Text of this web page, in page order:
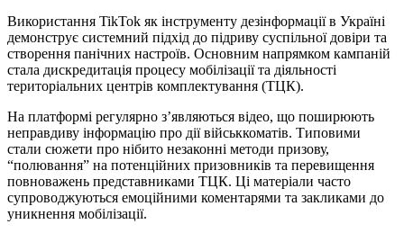
Використання TikTok як інструменту дезінформації в Україні
демонструє системний підхід до підриву суспільної довіри та
створення панічних настроїв. Основним напрямком кампаній
стала дискредитація процесу мобілізації та діяльності
територіальних центрів комплектування (ТЦК).
На платформі регулярно з’являються відео, що поширюють
неправдиву інформацію про дії військкоматів. Типовими
стали сюжети про нібито незаконні методи призову,
“полювання” на потенційних призовників та перевищення
повноважень представниками ТЦК. Ці матеріали часто
супроводжуються емоційними коментарями та закликами до
уникнення мобілізації.